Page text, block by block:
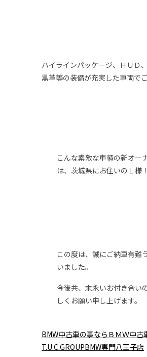
ハイラインパッケージ、ＨＵＤ
黒革等の装備が充実した車両でご
こんな素敵な車輛の新オー
は、茨城県にお住いのＬ様！
この度は、誠にご納車有難
いました。
今後共、末永いお付き合い
しくお願い申し上げます。
BMW中古車の事ならＢＭＷ中古
T.U.C.GROUPBMW専門八王子店